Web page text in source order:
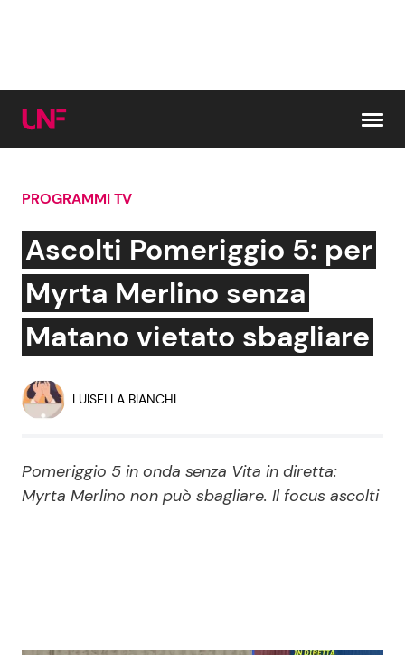
Cerca:
News e Cronaca
Attualità Italiana
Economia
Persone Scomparse
Gossip e TV
Bellezze VIP
Programmi TV
PROGRAMMI TV
Ascolti Pomeriggio 5: per
Myrta Merlino senza
Matano vietato sbagliare
LUISELLA BIANCHI
Pomeriggio 5 in onda senza Vita in diretta:
Myrta Merlino non può sbagliare. Il focus ascolti